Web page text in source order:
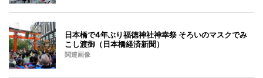
日本橋で4年ぶり福徳神社神幸祭 そろいのマスクでみ
こし渡御（日本橋経済新聞）
関連画像